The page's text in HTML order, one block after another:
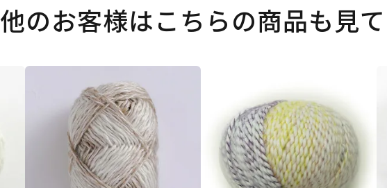
他のお客様はこちらの商品も見